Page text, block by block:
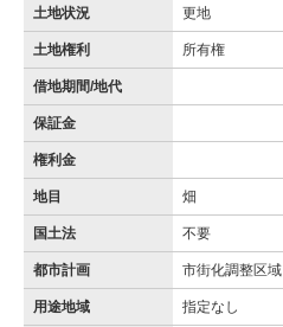
土地状況 更地
土地権利 所有権
借地期間/地代
保証金
権利金
地目 畑
国土法 不要
都市計画 市街化調整区域
用途地域 指定なし